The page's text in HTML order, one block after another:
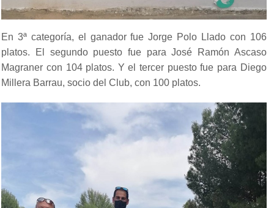
En 3ª categoría, el ganador fue Jorge Polo Llado con 106
platos. El segundo puesto fue para José Ramón Ascaso
Magraner con 104 platos. Y el tercer puesto fue para Diego
Millera Barrau, socio del Club, con 100 platos.